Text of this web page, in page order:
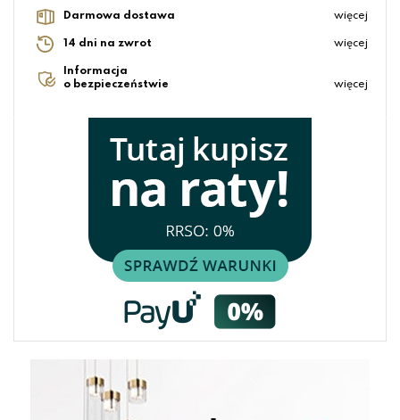
Darmowa dostawa więcej
14 dni na zwrot więcej
Informacja
o bezpieczeństwie
więcej